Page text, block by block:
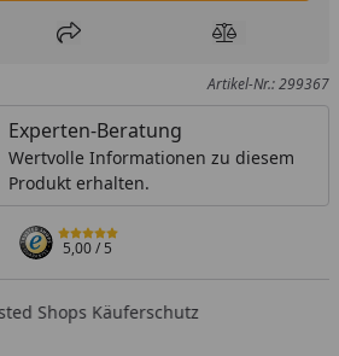
Wunschliste hinzufügen
Teilen Produkt
Artikel-Nr.: 299367
Experten-Beratung
Wertvolle Informationen zu diesem
Produkt erhalten.
5,00/ 5
Shops Käuferschutz